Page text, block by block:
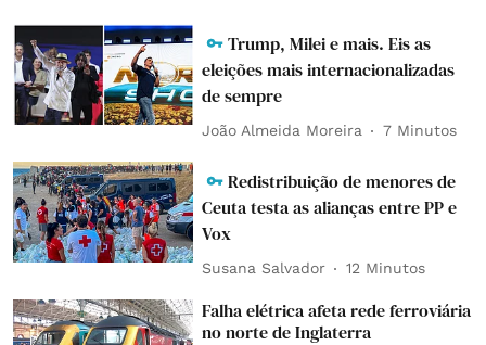
Trump, Milei e mais. Eis as
eleições mais internacionalizadas
de sempre
João Almeida Moreira 7 Minutos
Redistribuição de menores de
Ceuta testa as alianças entre PP e
Vox
Susana Salvador 12 Minutos
Falha elétrica afeta rede ferroviária
no norte de Inglaterra